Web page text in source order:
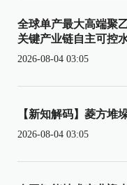
全球单产最大高端聚
关键产业链自主可控
2026-08-04 03:05
【新知解码】菱方堆
2026-08-04 03:05